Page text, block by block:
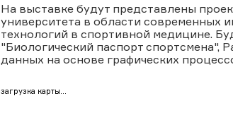
На выставке будут представлены
университета в области современных
технологий в спортивной медицине.
"Биологический паспорт спортсмена",
данных на основе графических
загрузка карты...